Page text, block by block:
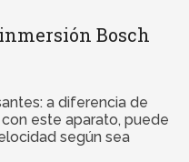
Bosch
a diferencia de
este aparato, puede
según sea